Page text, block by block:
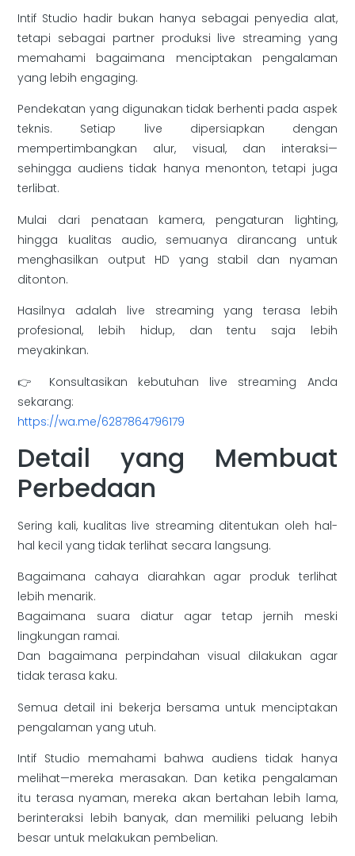
Intif Studio hadir bukan hanya sebagai penyedia alat,
tetapi sebagai partner produksi live streaming yang
memahami bagaimana menciptakan pengalaman
yang lebih engaging.
Pendekatan yang digunakan tidak berhenti pada aspek
teknis. Setiap live dipersiapkan dengan
mempertimbangkan alur, visual, dan interaksi—
sehingga audiens tidak hanya menonton, tetapi juga
terlibat.
Mulai dari penataan kamera, pengaturan lighting,
hingga kualitas audio, semuanya dirancang untuk
menghasilkan output HD yang stabil dan nyaman
ditonton.
Hasilnya adalah live streaming yang terasa lebih
profesional, lebih hidup, dan tentu saja lebih
meyakinkan.
👉 Konsultasikan kebutuhan live streaming Anda
sekarang:
https://wa.me/6287864796179
Detail yang Membuat
Perbedaan
Sering kali, kualitas live streaming ditentukan oleh hal-
hal kecil yang tidak terlihat secara langsung.
Bagaimana cahaya diarahkan agar produk terlihat
lebih menarik.
Bagaimana suara diatur agar tetap jernih meski
lingkungan ramai.
Dan bagaimana perpindahan visual dilakukan agar
tidak terasa kaku.
Semua detail ini bekerja bersama untuk menciptakan
pengalaman yang utuh.
Intif Studio memahami bahwa audiens tidak hanya
melihat—mereka merasakan. Dan ketika pengalaman
itu terasa nyaman, mereka akan bertahan lebih lama,
berinteraksi lebih banyak, dan memiliki peluang lebih
besar untuk melakukan pembelian.